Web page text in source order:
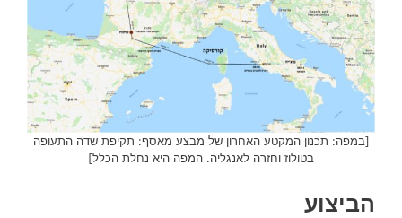
[במפה: תכנון המקטע האחרון של מבצע מאסף: תקיפת שדה התעופה
בטולוז וחזרה לאנגליה. המפה היא נחלת הכלל]
הביצוע